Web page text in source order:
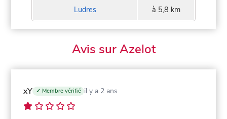
Ludres à 5,8 km
Avis sur Azelot
xY ✓ Membre vérifié il y a 2 ans